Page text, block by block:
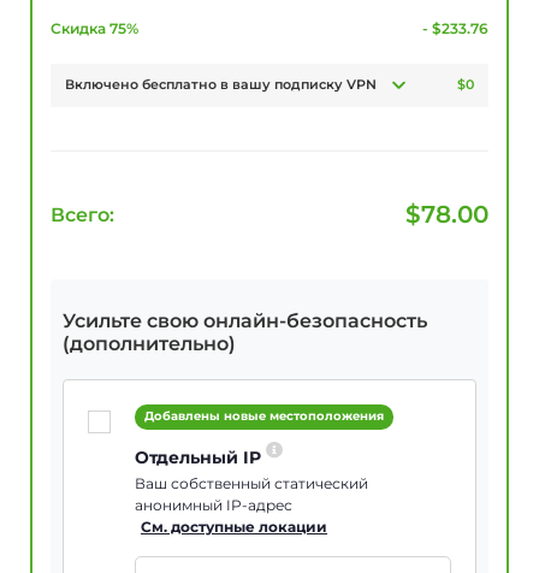
Скидка 75% - $233.76
Включено бесплатно в вашу подписку VPN $0
Всего: $78.00
Усильте свою онлайн-безопасность
(дополнительно)
Добавлены новые местоположения
Отдельный IP
Ваш собственный статический
анонимный IP-адрес
См. доступные локации